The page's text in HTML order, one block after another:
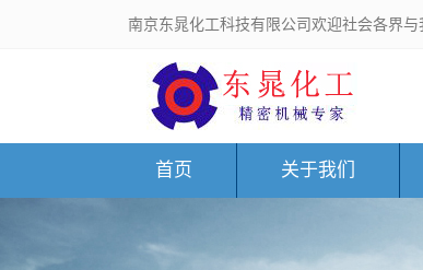
南京东晁化工科技有限公司欢迎社会各界与
首页 关于我们